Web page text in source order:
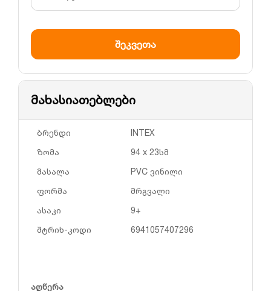
მახასიათებლები
ბრენდი
INTEX
ზომა
94 x 23სმ
მასალა
PVC ვინილი
ფორმა
მრგვალი
ასაკი
9+
შტრიხ-კოდი
6941057407296
აღწერა